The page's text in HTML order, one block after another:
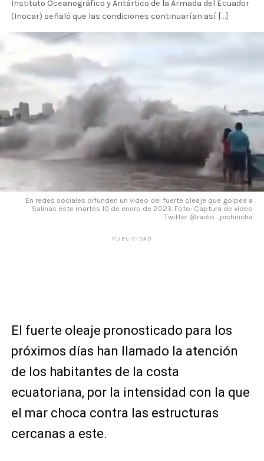
Instituto Oceanográfico y Antártico de la Armada del Ecuador
(Inocar) señaló que las condiciones continuarían así […]
En redes sociales difunden un video del fuerte oleaje que golpea a
Salinas este martes 10 de enero de 2023. Foto: Captura de video
Twitter @radio_pichincha
PUBLICIDAD
El fuerte oleaje pronosticado para los
próximos días han llamado la atención
de los habitantes de la costa
ecuatoriana, por la intensidad con la que
el mar choca contra las estructuras
cercanas a este.